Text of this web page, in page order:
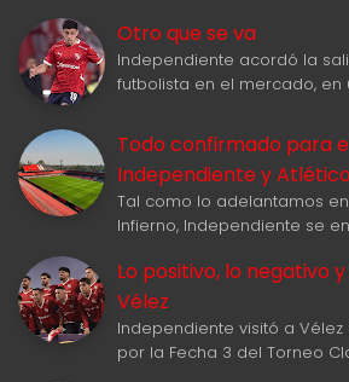
Otro que se va
Independiente acordó la
futbolista en el mercado, en
Todo confirmado para
Independiente y
Tal como lo adelantamos
Infierno, Independiente se
Lo positivo, lo negativo
Vélez
Independiente visitó a Vélez
por la Fecha 3 del Torneo